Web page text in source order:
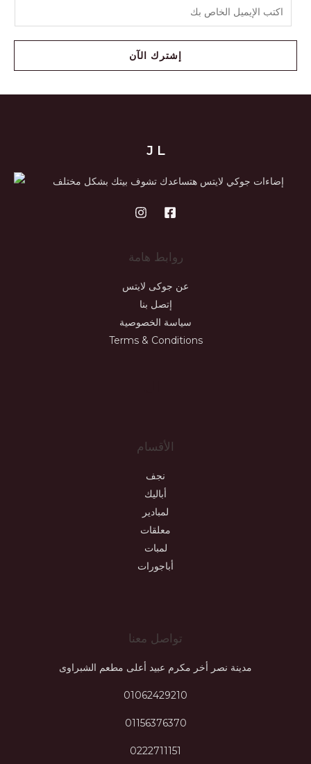
إشترك الآن
J L
إضاءات جوكي لايتس هتساعدك تشوف بيتك بشكل مختلف
روابط هامة
عن جوكى لايتس
إتصل بنا
سياسة الخصوصية
Terms & Conditions
الأقسام
نجف
أباليك
لمبادير
معلقات
لمبات
أباجورات
تواصل معنا
مدينة نصر أخر مكرم عبيد أعلى مطعم الشبراوى
01062429210
01156376370
0222711151